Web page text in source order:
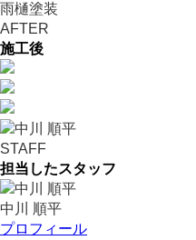
雨樋塗装
AFTER
施工後
STAFF
担当したスタッフ
中川 順平
プロフィール